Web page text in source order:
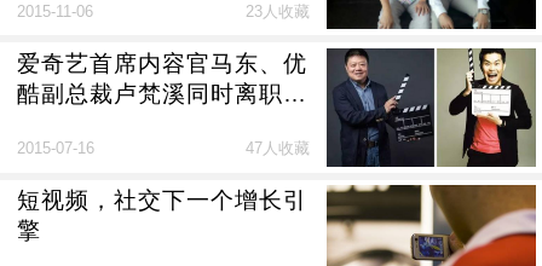
2015-11-06 23人收藏
爱奇艺首席内容官马东、优
酷副总裁卢梵溪同时离职创
2015-07-16 47人收藏
短视频，社交下一个增长引
擎